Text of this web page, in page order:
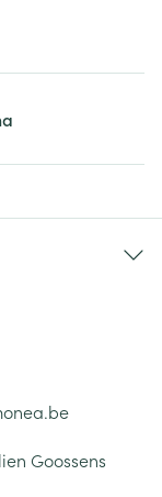
Goossens